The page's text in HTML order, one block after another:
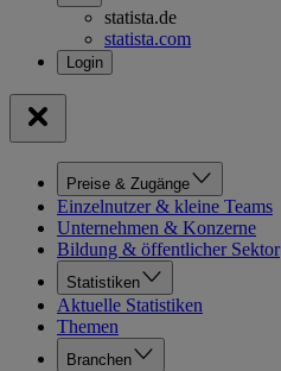
statista.de
statista.com
Preise & Zugänge
Einzelnutzer & kleine Teams
Unternehmen & Konzerne
Bildung & öffentlicher Sektor
Statistiken
Aktuelle Statistiken
Themen
Branchen